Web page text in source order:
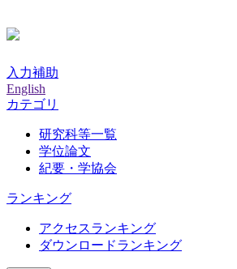
入力補助
English
カテゴリ
研究科等一覧
学位論文
紀要・学協会
ランキング
アクセスランキング
ダウンロードランキング